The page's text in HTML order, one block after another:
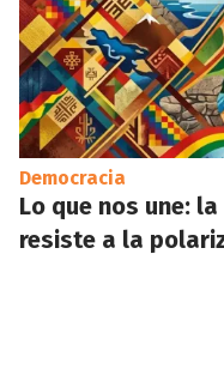
Democracia
Lo que nos une:
resiste a la